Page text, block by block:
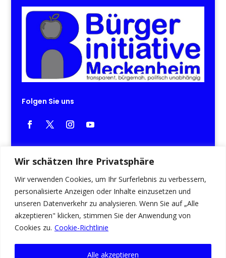
Wir schätzen Ihre Privatsphäre
Wir verwenden Cookies, um Ihr Surferlebnis zu verbessern,
personalisierte Anzeigen oder Inhalte einzusetzen und
unseren Datenverkehr zu analysieren. Wenn Sie auf „Alle
akzeptieren" klicken, stimmen Sie der Anwendung von
Cookies zu. Cookie-Richtlinie
Alle akzeptieren
Folgen Sie uns
Wichtige Links
Startseite
Themen
Termine
Kontakt